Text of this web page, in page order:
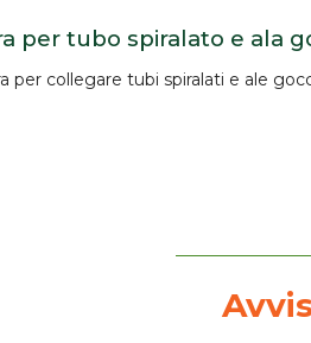
per tubo spiralato e ala
per collegare tubi spiralati e ale